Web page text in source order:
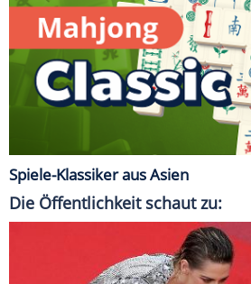
Spiele-Klassiker aus Asien
Die Öffentlichkeit schaut zu: